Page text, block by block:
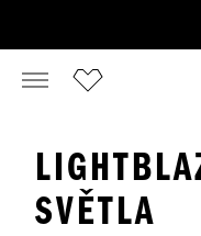
SVĚTLA